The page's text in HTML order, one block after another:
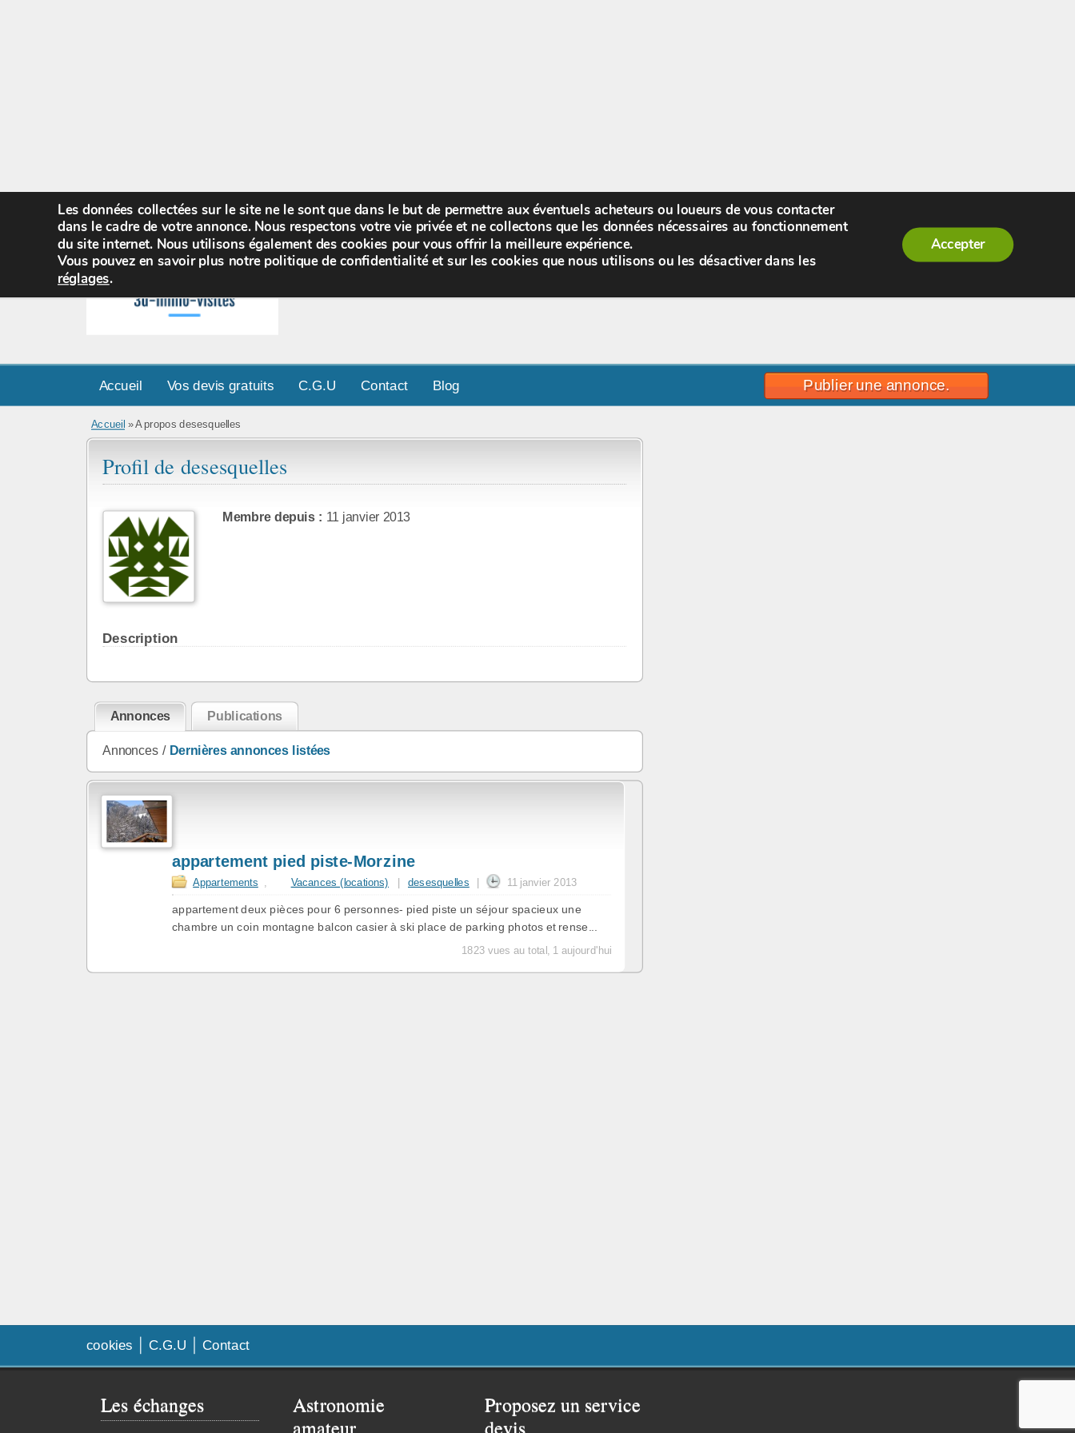
Bienvenue,visiteur ![S'enregistrer
Publier une annonce.
Accueil Vos devis gratuits C.G.U Contact Blog
Accueil »A propos desesquelles
Profil de desesquelles
Membre depuis : 11 janvier 2013
Description
Annonces Publications
Annonces / Dernières annonces listées
appartement pied piste-Morzine
Appartements Vacances (locations) | desesquelles | 11 janvier 2013
appartement deux pièces pour 6 personnes- pied piste un séjour spacieux une
chambre un coin montagne balcon casier à ski place de parking photos et rense...
1823 vues au total, 1 aujourd'hui
cookies C.G.U Contact
Les échanges Astronomie
amateur
Proposez un service
devis
Les données collectées sur le site ne le sont que dans le but de permettre aux éventuels acheteurs ou loueurs de vous contacter
dans le cadre de votre annonce. Nous respectons votre vie privée et ne collectons que les données nécessaires au fonctionnement
du site internet. Nous utilisons également des cookies pour vous offrir la meilleure expérience.
Vous pouvez en savoir plus notre politique de confidentialité et sur les cookies que nous utilisons ou les désactiver dans les
réglages.
Accepter